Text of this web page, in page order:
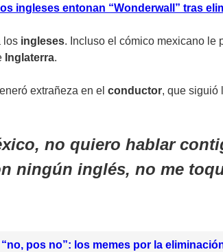
ingleses entonan “Wonderwall” tras
los ingleses. Incluso el cómico mexicano le
Inglaterra.
extrañeza en el conductor, que siguió
no quiero hablar
ningún inglés, no me
pos no”: los memes por la